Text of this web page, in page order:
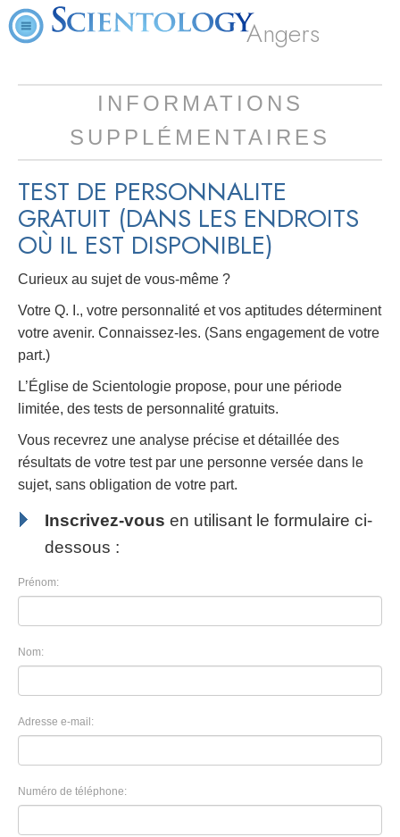
Angers
INFORMATIONS
SUPPLÉMENTAIRES
TEST DE PERSONNALITE
GRATUIT (DANS LES ENDROITS
OÙ IL EST DISPONIBLE)
Curieux au sujet de vous-même ?
Votre Q. I., votre personnalité et vos aptitudes déterminent
votre avenir. Connaissez-les. (Sans engagement de votre
part.)
L’Église de Scientologie propose, pour une période
limitée, des tests de personnalité gratuits.
Vous recevrez une analyse précise et détaillée des
résultats de votre test par une personne versée dans le
sujet, sans obligation de votre part.
Inscrivez-vous en utilisant le formulaire ci-
dessous :
Prénom:
Nom:
Adresse e-mail:
Numéro de téléphone: